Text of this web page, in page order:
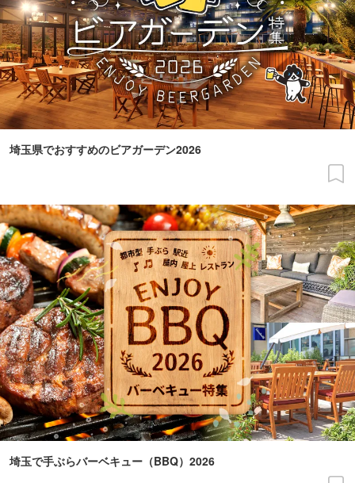
埼玉県でおすすめのビアガーデン2026
埼玉で手ぶらバーベキュー（BBQ）2026